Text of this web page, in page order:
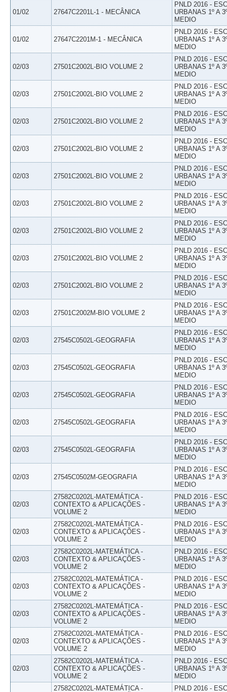
01/02 27647C2201L-1 - MECÂNICA
PNLD 2016 -
URBANAS 1º A
MEDIO
01/02 27647C2201M-1 - MECÂNICA
PNLD 2016 -
URBANAS 1º A
MEDIO
02/03 27501C2002L-BIO VOLUME 2
PNLD 2016 -
URBANAS 1º A
MEDIO
02/03 27501C2002L-BIO VOLUME 2
PNLD 2016 -
URBANAS 1º A
MEDIO
02/03 27501C2002L-BIO VOLUME 2
PNLD 2016 -
URBANAS 1º A
MEDIO
02/03 27501C2002L-BIO VOLUME 2
PNLD 2016 -
URBANAS 1º A
MEDIO
02/03 27501C2002L-BIO VOLUME 2
PNLD 2016 -
URBANAS 1º A
MEDIO
02/03 27501C2002L-BIO VOLUME 2
PNLD 2016 -
URBANAS 1º A
MEDIO
02/03 27501C2002L-BIO VOLUME 2
PNLD 2016 -
URBANAS 1º A
MEDIO
02/03 27501C2002L-BIO VOLUME 2
PNLD 2016 -
URBANAS 1º A
MEDIO
02/03 27501C2002L-BIO VOLUME 2
PNLD 2016 -
URBANAS 1º A
MEDIO
02/03 27501C2002M-BIO VOLUME 2
PNLD 2016 -
URBANAS 1º A
MEDIO
02/03 27545C0502L-GEOGRAFIA
PNLD 2016 -
URBANAS 1º A
MEDIO
02/03 27545C0502L-GEOGRAFIA
PNLD 2016 -
URBANAS 1º A
MEDIO
02/03 27545C0502L-GEOGRAFIA
PNLD 2016 -
URBANAS 1º A
MEDIO
02/03 27545C0502L-GEOGRAFIA
PNLD 2016 -
URBANAS 1º A
MEDIO
02/03 27545C0502L-GEOGRAFIA
PNLD 2016 -
URBANAS 1º A
MEDIO
02/03 27545C0502M-GEOGRAFIA
PNLD 2016 -
URBANAS 1º A
MEDIO
02/03
27582C0202L-MATEMÁTICA -
CONTEXTO & APLICAÇÕES -
VOLUME 2
PNLD 2016 -
URBANAS 1º A
MEDIO
02/03
27582C0202L-MATEMÁTICA -
CONTEXTO & APLICAÇÕES -
VOLUME 2
PNLD 2016 -
URBANAS 1º A
MEDIO
02/03
27582C0202L-MATEMÁTICA -
CONTEXTO & APLICAÇÕES -
VOLUME 2
PNLD 2016 -
URBANAS 1º A
MEDIO
02/03
27582C0202L-MATEMÁTICA -
CONTEXTO & APLICAÇÕES -
VOLUME 2
PNLD 2016 -
URBANAS 1º A
MEDIO
02/03
27582C0202L-MATEMÁTICA -
CONTEXTO & APLICAÇÕES -
VOLUME 2
PNLD 2016 -
URBANAS 1º A
MEDIO
02/03
27582C0202L-MATEMÁTICA -
CONTEXTO & APLICAÇÕES -
VOLUME 2
PNLD 2016 -
URBANAS 1º A
MEDIO
02/03
27582C0202L-MATEMÁTICA -
CONTEXTO & APLICAÇÕES -
VOLUME 2
PNLD 2016 -
URBANAS 1º A
MEDIO
27582C0202L-MATEMÁTICA -
PNLD 2016 -